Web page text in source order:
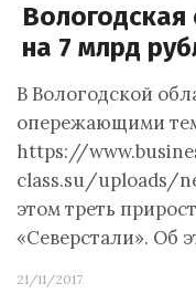
Вологодская
на 7 млрд
В Вологодской
опережающими
https://
class.su/uploads/
этом треть
«Северстали». Об
21/11/2017